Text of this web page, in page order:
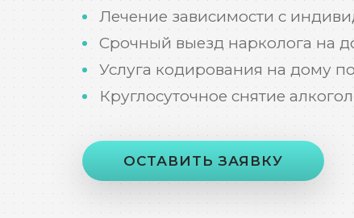
Лечение зависимости с
Срочный выезд нарколога на
Услуга кодирования на дому
Круглосуточное снятие
ОСТАВИТЬ ЗАЯВКУ